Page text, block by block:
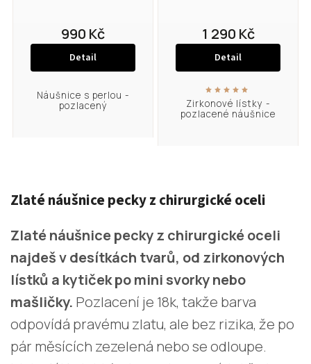
Náušnice s perlou -
pozlacený
990 Kč
Detail
Zirkonové lístky -
pozlacené náušnice
1 290 Kč
Detail
Zlaté náušnice pecky z chirurgické oceli
Zlaté náušnice pecky z chirurgické oceli
najdeš v desítkách tvarů, od zirkonových
lístků a kytiček po mini svorky nebo
mašličky. Pozlacení je 18k, takže barva
odpovídá pravému zlatu, ale bez rizika, že po
pár měsících zezelená nebo se odloupe.